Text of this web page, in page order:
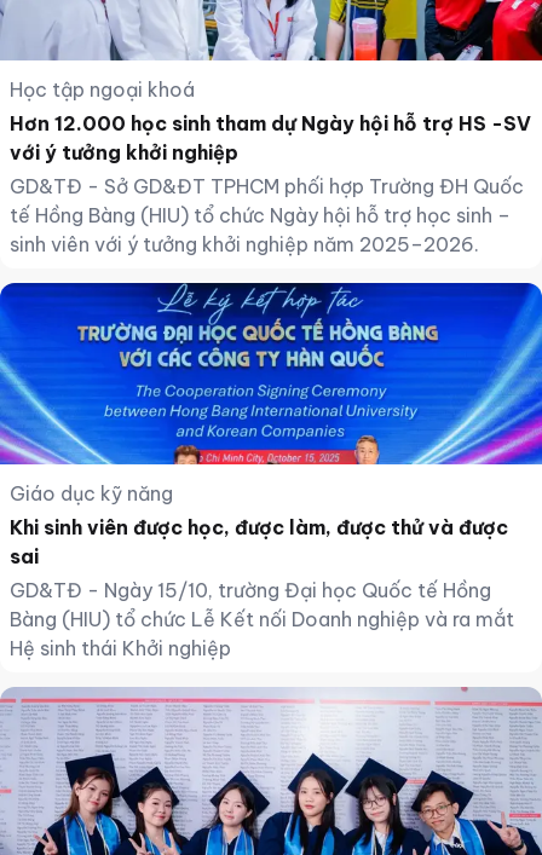
Học tập ngoại khoá
Hơn 12.000 học sinh tham dự Ngày hội hỗ trợ HS -SV
với ý tưởng khởi nghiệp
GD&TĐ - Sở GD&ĐT TPHCM phối hợp Trường ĐH Quốc
tế Hồng Bàng (HIU) tổ chức Ngày hội hỗ trợ học sinh –
sinh viên với ý tưởng khởi nghiệp năm 2025–2026.
Giáo dục kỹ năng
Khi sinh viên được học, được làm, được thử và được
sai
GD&TĐ - Ngày 15/10, trường Đại học Quốc tế Hồng
Bàng (HIU) tổ chức Lễ Kết nối Doanh nghiệp và ra mắt
Hệ sinh thái Khởi nghiệp